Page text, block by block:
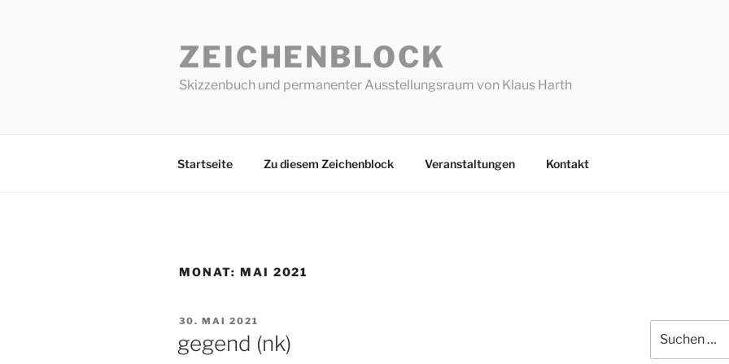
ZEICHENBLOCK
Skizzenbuch und permanenter Ausstellungsraum von Klaus Harth
Startseite Zu diesem Zeichenblock Veranstaltungen Kontakt
MONAT: MAI 2021
VERÖFFENTLICHT
30. MAI 2021
gegend (nk)
nach: